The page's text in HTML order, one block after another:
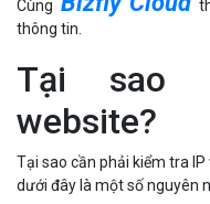
Cùng
thông tin.
Tại sao
website?
Tại sao cần phải kiểm tra
dưới đây là một số nguyên